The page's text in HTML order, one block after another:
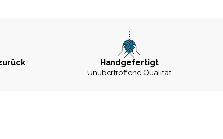
Handgefertigt
Unübertroffene Qualität